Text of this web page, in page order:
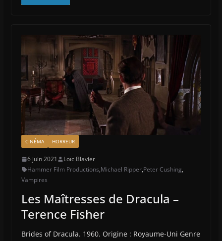
CINÉMA HORREUR
6 juin 2021
Loïc Blavier
Hammer Film Productions,Michael Ripper,Peter Cushing,
Vampires
Les Maîtresses de Dracula –
Terence Fisher
Brides of Dracula. 1960. Origine : Royaume-Uni Genre